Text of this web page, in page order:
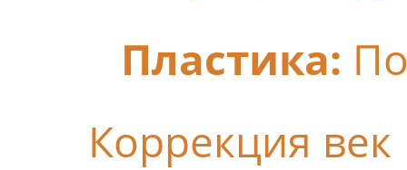
Пластика:
Коррекция век